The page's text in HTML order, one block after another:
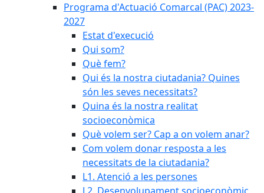
Programa d'Actuació Comarcal (PAC) 2023-
2027
Estat d'execució
Qui som?
Què fem?
Qui és la nostra ciutadania? Quines
són les seves necessitats?
Quina és la nostra realitat
socioeconòmica
Què volem ser? Cap a on volem anar?
Com volem donar resposta a les
necessitats de la ciutadania?
L1. Atenció a les persones